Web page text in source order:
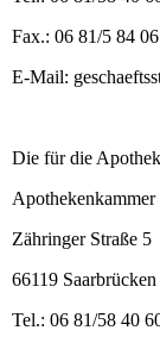
Fax.: 06 81/5 84
E-Mail:
Die für die
Apothekenkammer
Zähringer Straße 5
66119 Saarbrücken
Tel.: 06 81/58 40